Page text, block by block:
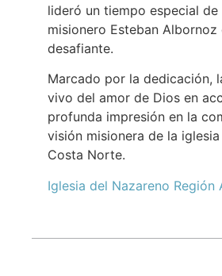
lideró un tiempo especial
misionero Esteban
desafiante.
Marcado por la dedicación,
vivo del amor de Dios en
profunda impresión en la
visión misionera de la
Costa Norte.
Iglesia del Nazareno Región